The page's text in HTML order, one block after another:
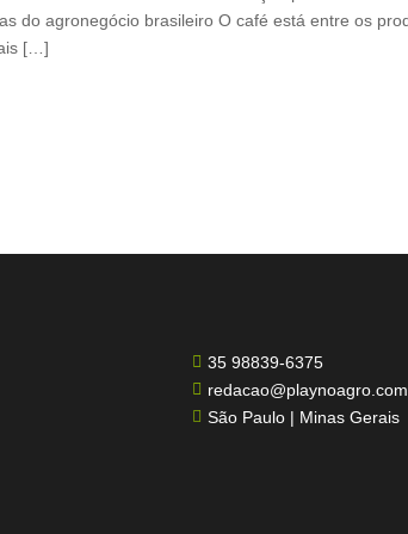
do agronegócio brasileiro O café está entre os
[…]
 35 98839-6375

 São Paulo | Minas Gerais